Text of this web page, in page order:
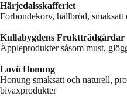
Härjedalsskafferiet
Forbondekorv, hällbröd, smaksatt
Kullabygdens Fruktträdgårdar
Äppleprodukter såsom must,
Lovö Honung
Honung smaksatt och naturell,
bivaxprodukter